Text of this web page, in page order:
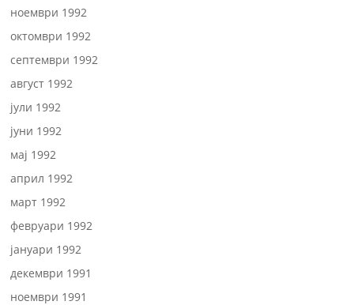
ноември 1992
октомври 1992
септември 1992
август 1992
јули 1992
јуни 1992
мај 1992
април 1992
март 1992
февруари 1992
јануари 1992
декември 1991
ноември 1991